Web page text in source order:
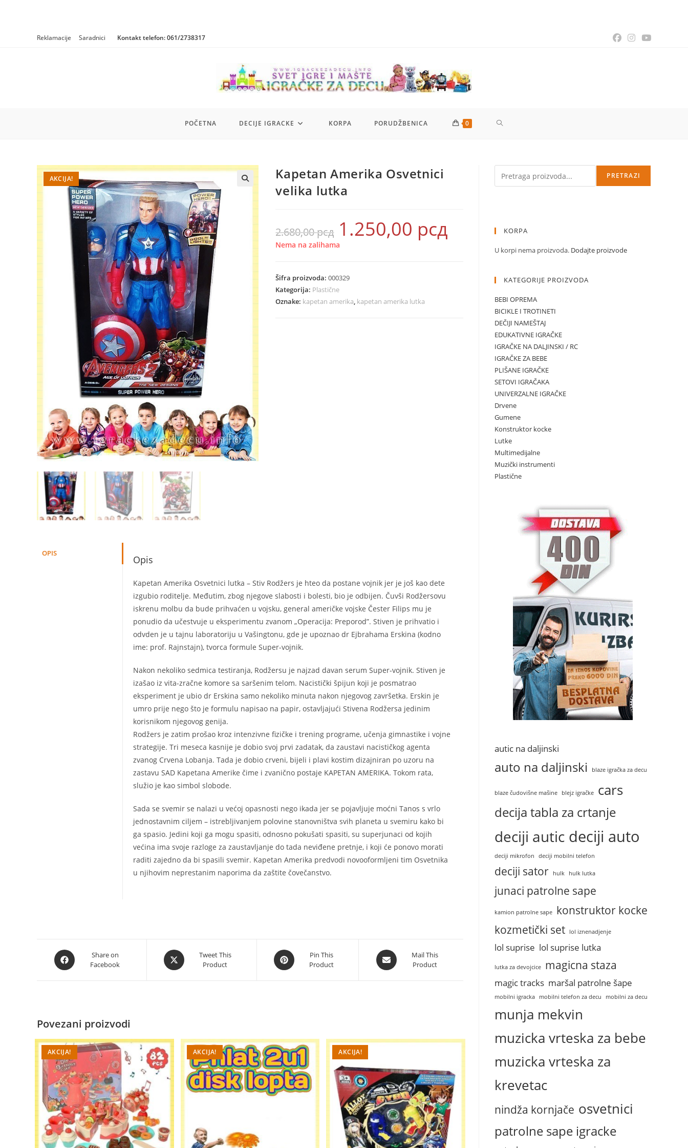
Reklamacije Saradnici Kontakt telefon:061/2738317
POČETNA DECIJE IGRACKE KORPA PORUDŽBENICA 0 TOGGLE
SEARCH
AKCIJA!
Kapetan Amerika Osvetnici
velika lutka
2.680,00рсд
Originalna
je
bila:
1.250,00 рсд
Nema na zalihama
Šifra proizvoda:000329
Kategorija: Plastične
Oznake: kapetan amerika, kapetan amerika lutka
OPIS
Opis
Kapetan Amerika Osvetnici lutka – Stiv Rodžers je hteo da postane vojnik jer je još kao dete
izgubio roditelje. Međutim, zbog njegove slabosti i bolesti, bio je odbijen. Čuvši Rodžersovu
iskrenu molbu da bude prihvaćen u vojsku, general američke vojske Čester Filips mu je
ponudio da učestvuje u eksperimentu zvanom „Operacija: Preporod”. Stiven je prihvatio i
odvden je u tajnu laboratoriju u Vašingtonu, gde je upoznao dr Ejbrahama Erskina (kodno
ime: prof. Rajnstajn), tvorca formule Super-vojnik.
Nakon nekoliko sedmica testiranja, Rodžersu je najzad davan serum Super-vojnik. Stiven je
izašao iz vita-zračne komore sa saršenim telom. Nacistički špijun koji je posmatrao
eksperiment je ubio dr Erskina samo nekoliko minuta nakon njegovog završetka. Erskin je
umro prije nego što je formulu napisao na papir, ostavljajući Stivena Rodžersa jedinim
korisnikom njegovog genija.
Rodžers je zatim prošao kroz intenzivne fizičke i trening programe, učenja gimnastike i vojne
strategije. Tri meseca kasnije je dobio svoj prvi zadatak, da zaustavi nacističkog agenta
zvanog Crvena Lobanja. Tada je dobio crveni, bijeli i plavi kostim dizajniran po uzoru na
zastavu SAD Kapetana Amerike čime i zvanično postaje KAPETAN AMERIKA. Tokom rata,
služio je kao simbol slobode.
Sada se svemir se nalazi u većoj opasnosti nego ikada jer se pojavljuje moćni Tanos s vrlo
jednostavnim ciljem – istrebljivanjem polovine stanovništva svih planeta u svemiru kako bi
ga spasio. Jedini koji ga mogu spasiti, odnosno pokušati spasiti, su superjunaci od kojih
većina ima svoje razloge za zaustavljanje do tada neviđene pretnje, i koji će ponovo morati
raditi zajedno da bi spasili svemir. Kapetan Amerika predvodi novooformljeni tim Osvetnika
u njihovim neprestanim naporima da zaštite čovečanstvo.
Opens
in
Share on
Facebook
Opens
in
Tweet This
Product
Opens
in
Pin This
Product
Opens
in
Mail This
Product
Povezani proizvodi
AKCIJA! AKCIJA! AKCIJA!
PRETRAZI
KORPA
U korpi nema proizvoda. Dodajte proizvode
KATEGORIJE PROIZVODA
BEBI OPREMA
BICIKLE I TROTINETI
DEČIJI NAMEŠTAJ
EDUKATIVNE IGRAČKE
IGRAČKE NA DALJINSKI / RC
IGRAČKE ZA BEBE
PLIŠANE IGRAČKE
SETOVI IGRAČAKA
UNIVERZALNE IGRAČKE
Drvene
Gumene
Konstruktor kocke
Lutke
Multimedijalne
Muzički instrumenti
Plastične
autic na daljinski
auto na daljinski blaze igračka za decu
blaze čudovišne mašine blejz igračke cars
decija tabla za crtanje
deciji autic deciji auto
deciji mikrofon deciji mobilni telefon
deciji sator hulk hulk lutka
junaci patrolne sape
kamion patrolne sape
konstruktor kocke
kozmetički set
lol iznenadjenje
lol suprise lol suprise lutka
lutka za devojcice magicna staza
magic tracks maršal patrolne šape
mobilni igracka mobilni telefon za decu mobilni za decu
munja mekvin
muzicka vrteska za bebe
muzicka vrteska za
krevetac
nindža kornjače osvetnici
patrolne sape igracke